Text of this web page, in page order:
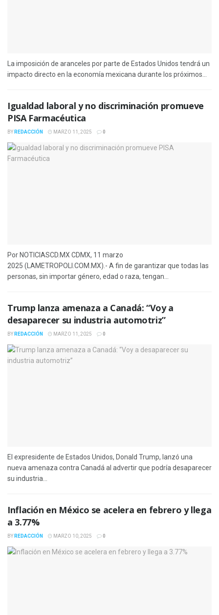
La imposición de aranceles por parte de Estados Unidos tendrá un
impacto directo en la economía mexicana durante los próximos...
Igualdad laboral y no discriminación promueve
PISA Farmacéutica
BY REDACCIÓN MARZO 11, 2025 0
Por NOTICIASCD.MX CDMX, 11 marzo
2025 (LAMETROPOLI.COM.MX).- A fin de garantizar que todas las
personas, sin importar género, edad o raza, tengan...
Trump lanza amenaza a Canadá: “Voy a
desaparecer su industria automotriz”
BY REDACCIÓN MARZO 11, 2025 0
El expresidente de Estados Unidos, Donald Trump, lanzó una
nueva amenaza contra Canadá al advertir que podría desaparecer
su industria...
Inflación en México se acelera en febrero y llega
a 3.77%
BY REDACCIÓN MARZO 10, 2025 0